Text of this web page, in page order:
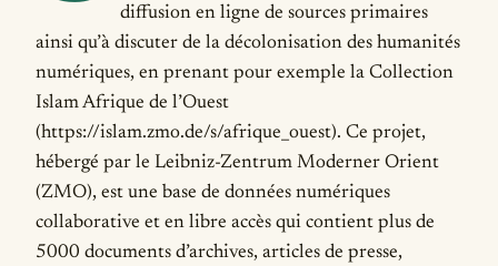
diffusion en ligne de sources primaires
ainsi qu’à discuter de la décolonisation des humanités
numériques, en prenant pour exemple la Collection
Islam Afrique de l’Ouest
(https://islam.zmo.de/s/afrique_ouest). Ce projet,
hébergé par le Leibniz-Zentrum Moderner Orient
(ZMO), est une base de données numériques
collaborative et en libre accès qui contient plus de
5000 documents d’archives, articles de presse,